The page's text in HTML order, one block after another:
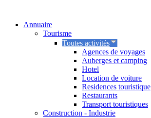
Annuaire
Tourisme
Toutes activités
Agences de voyages
Auberges et camping
Hotel
Location de voiture
Residences touristique
Restaurants
Transport touristiques
Construction - Industrie